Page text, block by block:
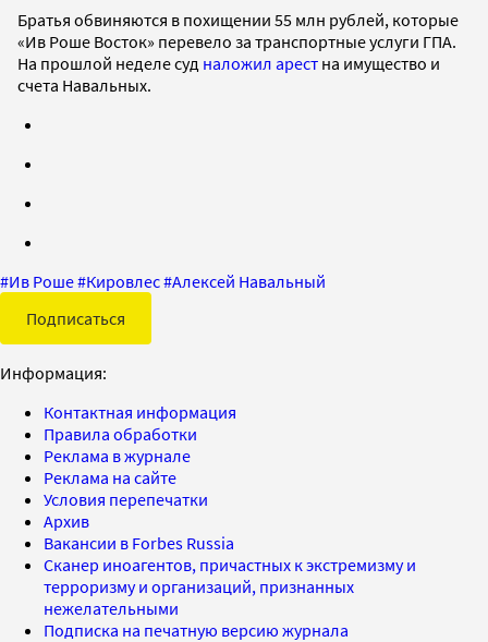
Братья обвиняются в похищении 55 млн рублей, которые
«Ив Роше Восток» перевело за транспортные услуги ГПА.
На прошлой неделе суд наложил арест на имущество и
счета Навальных.
#Ив Роше#Кировлес#Алексей Навальный
Подписаться
Информация:
Контактная информация
Правила обработки
Реклама в журнале
Реклама на сайте
Условия перепечатки
Архив
Вакансии в Forbes Russia
Сканер иноагентов, причастных к экстремизму и
терроризму и организаций, признанных
нежелательными
Подписка на печатную версию журнала